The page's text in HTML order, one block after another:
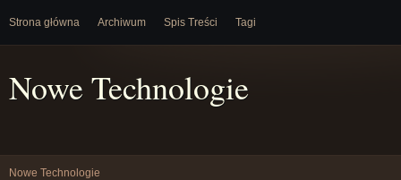
Strona główna Archiwum Spis Treści Tagi
Nowe Technologie
Nowe Technologie